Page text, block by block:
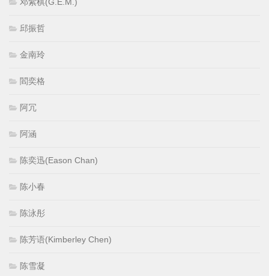
邓紫棋(G.E.M.)
邱振哲
金南玲
閻奕格
阿冗
阿涵
陈奕迅(Eason Chan)
陈小春
陈泳彤
陈芳语(Kimberley Chen)
陈雪凝